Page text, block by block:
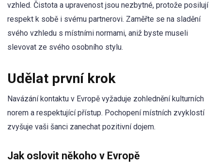
vzhled. Čistota a upravenost jsou nezbytné, protože posilují
respekt k sobě i svému partnerovi. Zaměřte se na sladění
svého vzhledu s místními normami, aniž byste museli
slevovat ze svého osobního stylu.
Udělat první krok
Navázání kontaktu v Evropě vyžaduje zohlednění kulturních
norem a respektující přístup. Pochopení místních zvyklostí
zvyšuje vaši šanci zanechat pozitivní dojem.
Jak oslovit někoho v Evropě